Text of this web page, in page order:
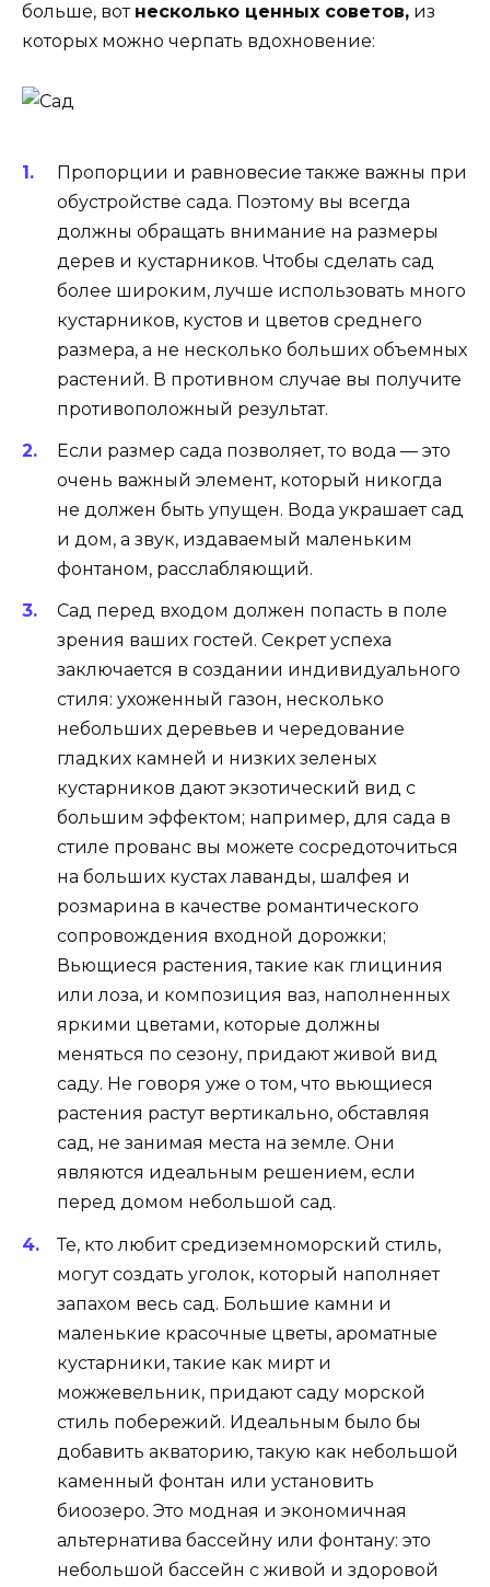
больше, вот несколько ценных советов, из
которых можно черпать вдохновение:
Пропорции и равновесие также важны при
обустройстве сада. Поэтому вы всегда
должны обращать внимание на размеры
дерев и кустарников. Чтобы сделать сад
более широким, лучше использовать много
кустарников, кустов и цветов среднего
размера, а не несколько больших объемных
растений. В противном случае вы получите
противоположный результат.
Если размер сада позволяет, то вода — это
очень важный элемент, который никогда
не должен быть упущен. Вода украшает сад
и дом, а звук, издаваемый маленьким
фонтаном, расслабляющий.
Сад перед входом должен попасть в поле
зрения ваших гостей. Секрет успеха
заключается в создании индивидуального
стиля: ухоженный газон, несколько
небольших деревьев и чередование
гладких камней и низких зеленых
кустарников дают экзотический вид с
большим эффектом; например, для сада в
стиле прованс вы можете сосредоточиться
на больших кустах лаванды, шалфея и
розмарина в качестве романтического
сопровождения входной дорожки;
Вьющиеся растения, такие как глициния
или лоза, и композиция ваз, наполненных
яркими цветами, которые должны
меняться по сезону, придают живой вид
саду. Не говоря уже о том, что вьющиеся
растения растут вертикально, обставляя
сад, не занимая места на земле. Они
являются идеальным решением, если
перед домом небольшой сад.
Те, кто любит средиземноморский стиль,
могут создать уголок, который наполняет
запахом весь сад. Большие камни и
маленькие красочные цветы, ароматные
кустарники, такие как мирт и
можжевельник, придают саду морской
стиль побережий. Идеальным было бы
добавить акваторию, такую как небольшой
каменный фонтан или установить
биоозеро. Это модная и экономичная
альтернатива бассейну или фонтану: это
небольшой бассейн с живой и здоровой